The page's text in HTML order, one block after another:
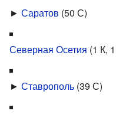
► Саратов (50 С)
Северная Осетия (1 К,
► Ставрополь (39 С)